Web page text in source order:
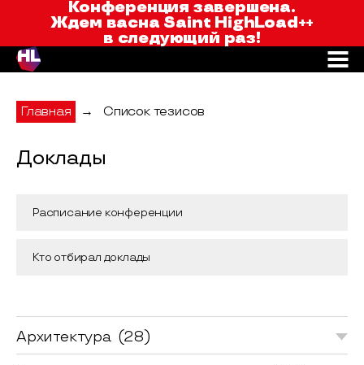
Saint HighLoad++Конференция завершена.
Ждем васна Saint HighLoad++
в следующий раз!
Главная → Список тезисов
Доклады конференции Saint HighLoad++
Доклады
Расписание конференции
Кто отбирал доклады
Архитектура (28)